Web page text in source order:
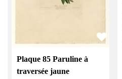
Plaque 85 Paruline à
traversée jaune